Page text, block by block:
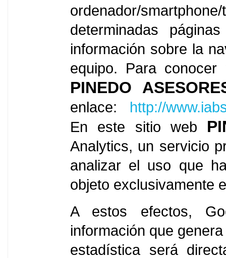
ordenador/
determinadas
información sobre la
equipo. Para
PINEDO
enlace: http://
En este sitio web
Analytics, un servicio
analizar el uso que
objeto exclusivamente
A estos efectos,
información que
estadística será